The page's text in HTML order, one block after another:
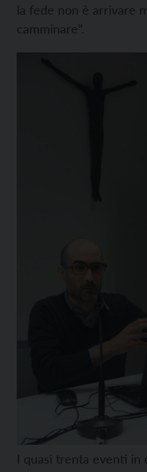
la fede non è arrivare
camminare”.
I quasi trenta eventi in